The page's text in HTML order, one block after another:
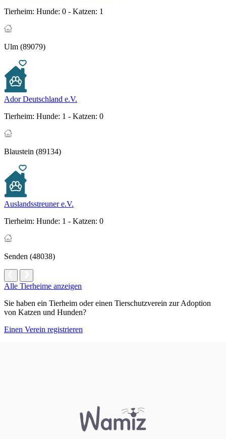
Tierheim: Hunde: 0 - Katzen: 1
Ulm (89079)
Ador Deutschland e.V.
Tierheim: Hunde: 1 - Katzen: 0
Blaustein (89134)
Auslandsstreuner e.V.
Tierheim: Hunde: 1 - Katzen: 0
Senden (48038)
Alle Tierheime anzeigen
Sie haben ein Tierheim oder einen Tierschutzverein zur Adoption
von Katzen und Hunden?
Einen Verein registrieren